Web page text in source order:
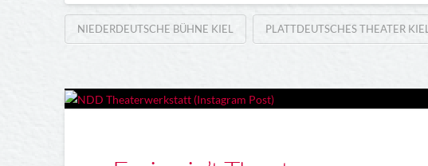
NIEDERDEUTSCHE BÜHNE KIEL PLATTDEUTSCHES THEATER KIEL